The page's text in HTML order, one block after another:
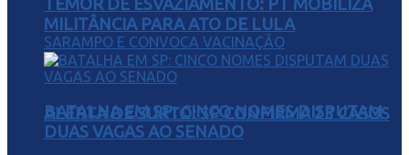
ALERTA DE SURTO: SP CONFIRMA 23 CASOS
TEMOR DE ESVAZIAMENTO: PT MOBILIZA
MILITÂNCIA PARA ATO DE LULA
BATALHA EM SP: CINCO NOMES DISPUTAM
DUAS VAGAS AO SENADO